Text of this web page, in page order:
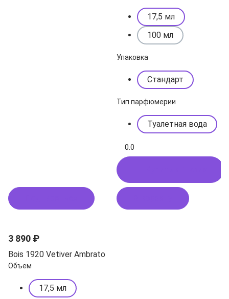
17,5 мл
100 мл
Упаковка
Стандарт
Тип парфюмерии
Туалетная вода
0.0
3 890 ₽
Bois 1920 Vetiver Ambrato
Объем
17,5 мл